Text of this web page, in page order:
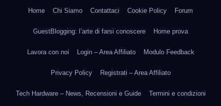
Home Chi Siamo Contattaci Cookie Policy Forum
GuestBlogging: l’arte di farsi conoscere Home prova
Lavora con noi Login – Area Affiliato Modulo Feedback
Privacy Policy Registrati – Area Affiliato
Tech Hardware – News, Recensioni e Guide Termini e condizioni